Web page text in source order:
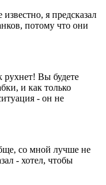
известно, я предсказал
потому что они
рухнет! Вы будете
и как только
- он не
со мной лучше не
- хотел, чтобы